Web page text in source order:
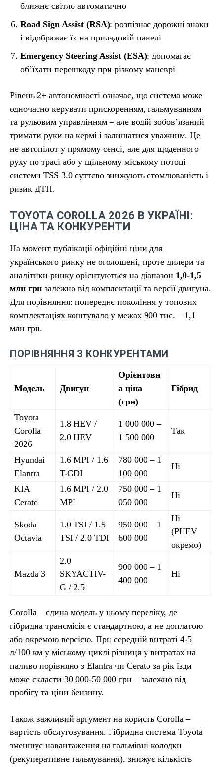
ближнє світло автоматично
Road Sign Assist (RSA): розпізнає дорожні знаки
і відображає їх на приладовій панелі
Emergency Steering Assist (ESA): допомагає
об’їхати перешкоду при різкому маневрі
Рівень 2+ автономності означає, що система може
одночасно керувати прискоренням, гальмуванням
та рульовим управлінням – але водій зобов’язаний
тримати руки на кермі і залишатися уважним. Це
не автопілот у прямому сенсі, але для щоденного
руху по трасі або у щільному міському потоці
системи TSS 3.0 суттєво знижують стомлюваність і
ризик ДТП.
TOYOTA COROLLA 2026 В УКРАЇНІ:
ЦІНА ТА КОНКУРЕНТИ
На момент публікації офіційні ціни для
українського ринку не оголошені, проте дилери та
аналітики ринку орієнтуються на діапазон 1,0-1,5
млн грн залежно від комплектації та версії двигуна.
Для порівняння: попереднє покоління у топових
комплектаціях коштувало у межах 900 тис. – 1,1
млн грн.
ПОРІВНЯННЯ З КОНКУРЕНТАМИ
Модель Двигун
Орієнтовн
а ціна
(грн)
Гібрид
Toyota
Corolla
2026
1.8 HEV /
2.0 HEV
1 000 000 –
1 500 000
Так
Hyundai
Elantra
1.6 MPI / 1.6
T-GDI
780 000 – 1
100 000
Ні
KIA
Cerato
1.6 MPI / 2.0
MPI
750 000 – 1
050 000
Ні
Skoda
Octavia
1.0 TSI / 1.5
TSI / 2.0 TDI
950 000 – 1
600 000
Ні
(PHEV
окремо)
Mazda 3
2.0
SKYACTIV-
G / 2.5
900 000 – 1
400 000
Ні
Corolla – єдина модель у цьому переліку, де
гібридна трансмісія є стандартною, а не доплатою
або окремою версією. При середній витраті 4-5
л/100 км у міському циклі різниця у витратах на
паливо порівняно з Elantra чи Cerato за рік їзди
може скласти 30 000-50 000 грн – залежно від
пробігу та ціни бензину.
Також важливий аргумент на користь Corolla –
вартість обслуговування. Гібридна система Toyota
зменшує навантаження на гальмівні колодки
(рекуперативне гальмування), знижує кількість